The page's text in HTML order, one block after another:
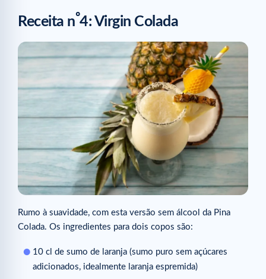
Receita nº4: Virgin Colada
Rumo à suavidade, com esta versão sem álcool da Pina
Colada. Os ingredientes para dois copos são:
10 cl de sumo de laranja (sumo puro sem açúcares
adicionados, idealmente laranja espremida)